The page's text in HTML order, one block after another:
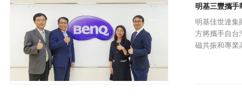
明基三豐攜手
明基佳世達集
方將攜手自台
磁共振和專業